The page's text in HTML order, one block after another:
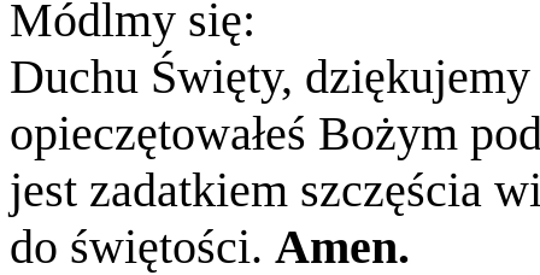
Módlmy się:
Duchu Święty,
opieczętowałeś Bożym
jest zadatkiem szczęścia
do świętości. Amen.